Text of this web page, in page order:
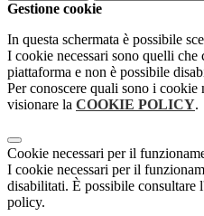
Gestione cookie
In questa schermata è possibile
I cookie necessari sono quelli
piattaforma e non è possibile
Per conoscere quali sono i cookie
visionare la COOKIE POLICY.
Cookie necessari per il
I cookie necessari per il
disabilitati. È possibile consultare
policy.